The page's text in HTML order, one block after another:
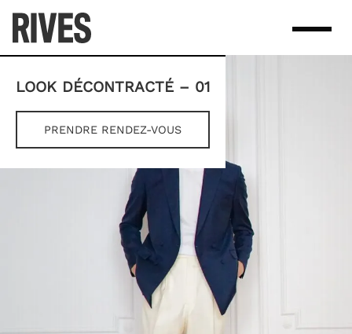
content
LOOK DÉCONTRACTÉ – 01
PRENDRE RENDEZ-VOUS